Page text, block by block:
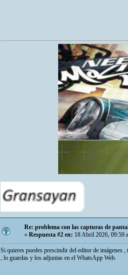
Re: problema con las capturas de
«Respuesta #2 en:18 Abril 2026, 09:59
Si quieres puedes prescindir del editor de imágenes ,
, lo guardas y los adjuntas en el WhatsApp Web.